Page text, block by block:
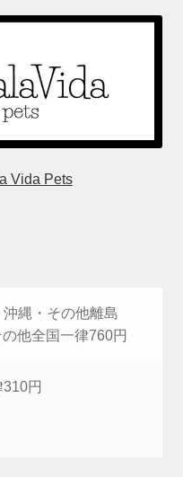
Vida Pets
縄・その他離島
他全国一律760円
円